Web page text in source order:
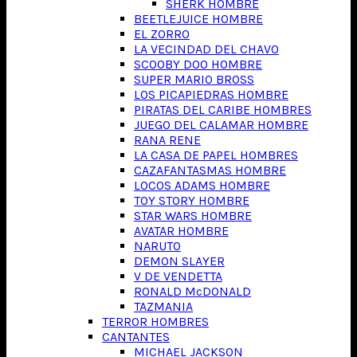
SHERK HOMBRE
BEETLEJUICE HOMBRE
EL ZORRO
LA VECINDAD DEL CHAVO
SCOOBY DOO HOMBRE
SUPER MARIO BROSS
LOS PICAPIEDRAS HOMBRE
PIRATAS DEL CARIBE HOMBRES
JUEGO DEL CALAMAR HOMBRE
RANA RENE
LA CASA DE PAPEL HOMBRES
CAZAFANTASMAS HOMBRE
LOCOS ADAMS HOMBRE
TOY STORY HOMBRE
STAR WARS HOMBRE
AVATAR HOMBRE
NARUTO
DEMON SLAYER
V DE VENDETTA
RONALD McDONALD
TAZMANIA
TERROR HOMBRES
CANTANTES
MICHAEL JACKSON